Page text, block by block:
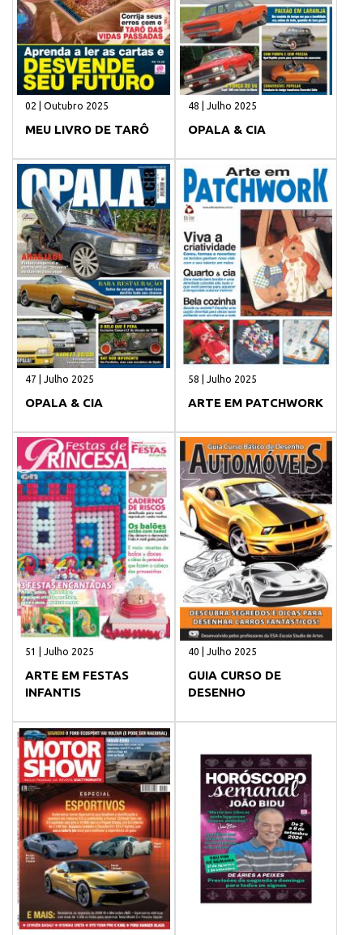
02 | Outubro 2025
MEU LIVRO DE TARÔ
48 | Julho 2025
OPALA & CIA
47 | Julho 2025
OPALA & CIA
58 | Julho 2025
ARTE EM PATCHWORK
51 | Julho 2025
ARTE EM FESTAS
INFANTIS
40 | Julho 2025
GUIA CURSO DE
DESENHO